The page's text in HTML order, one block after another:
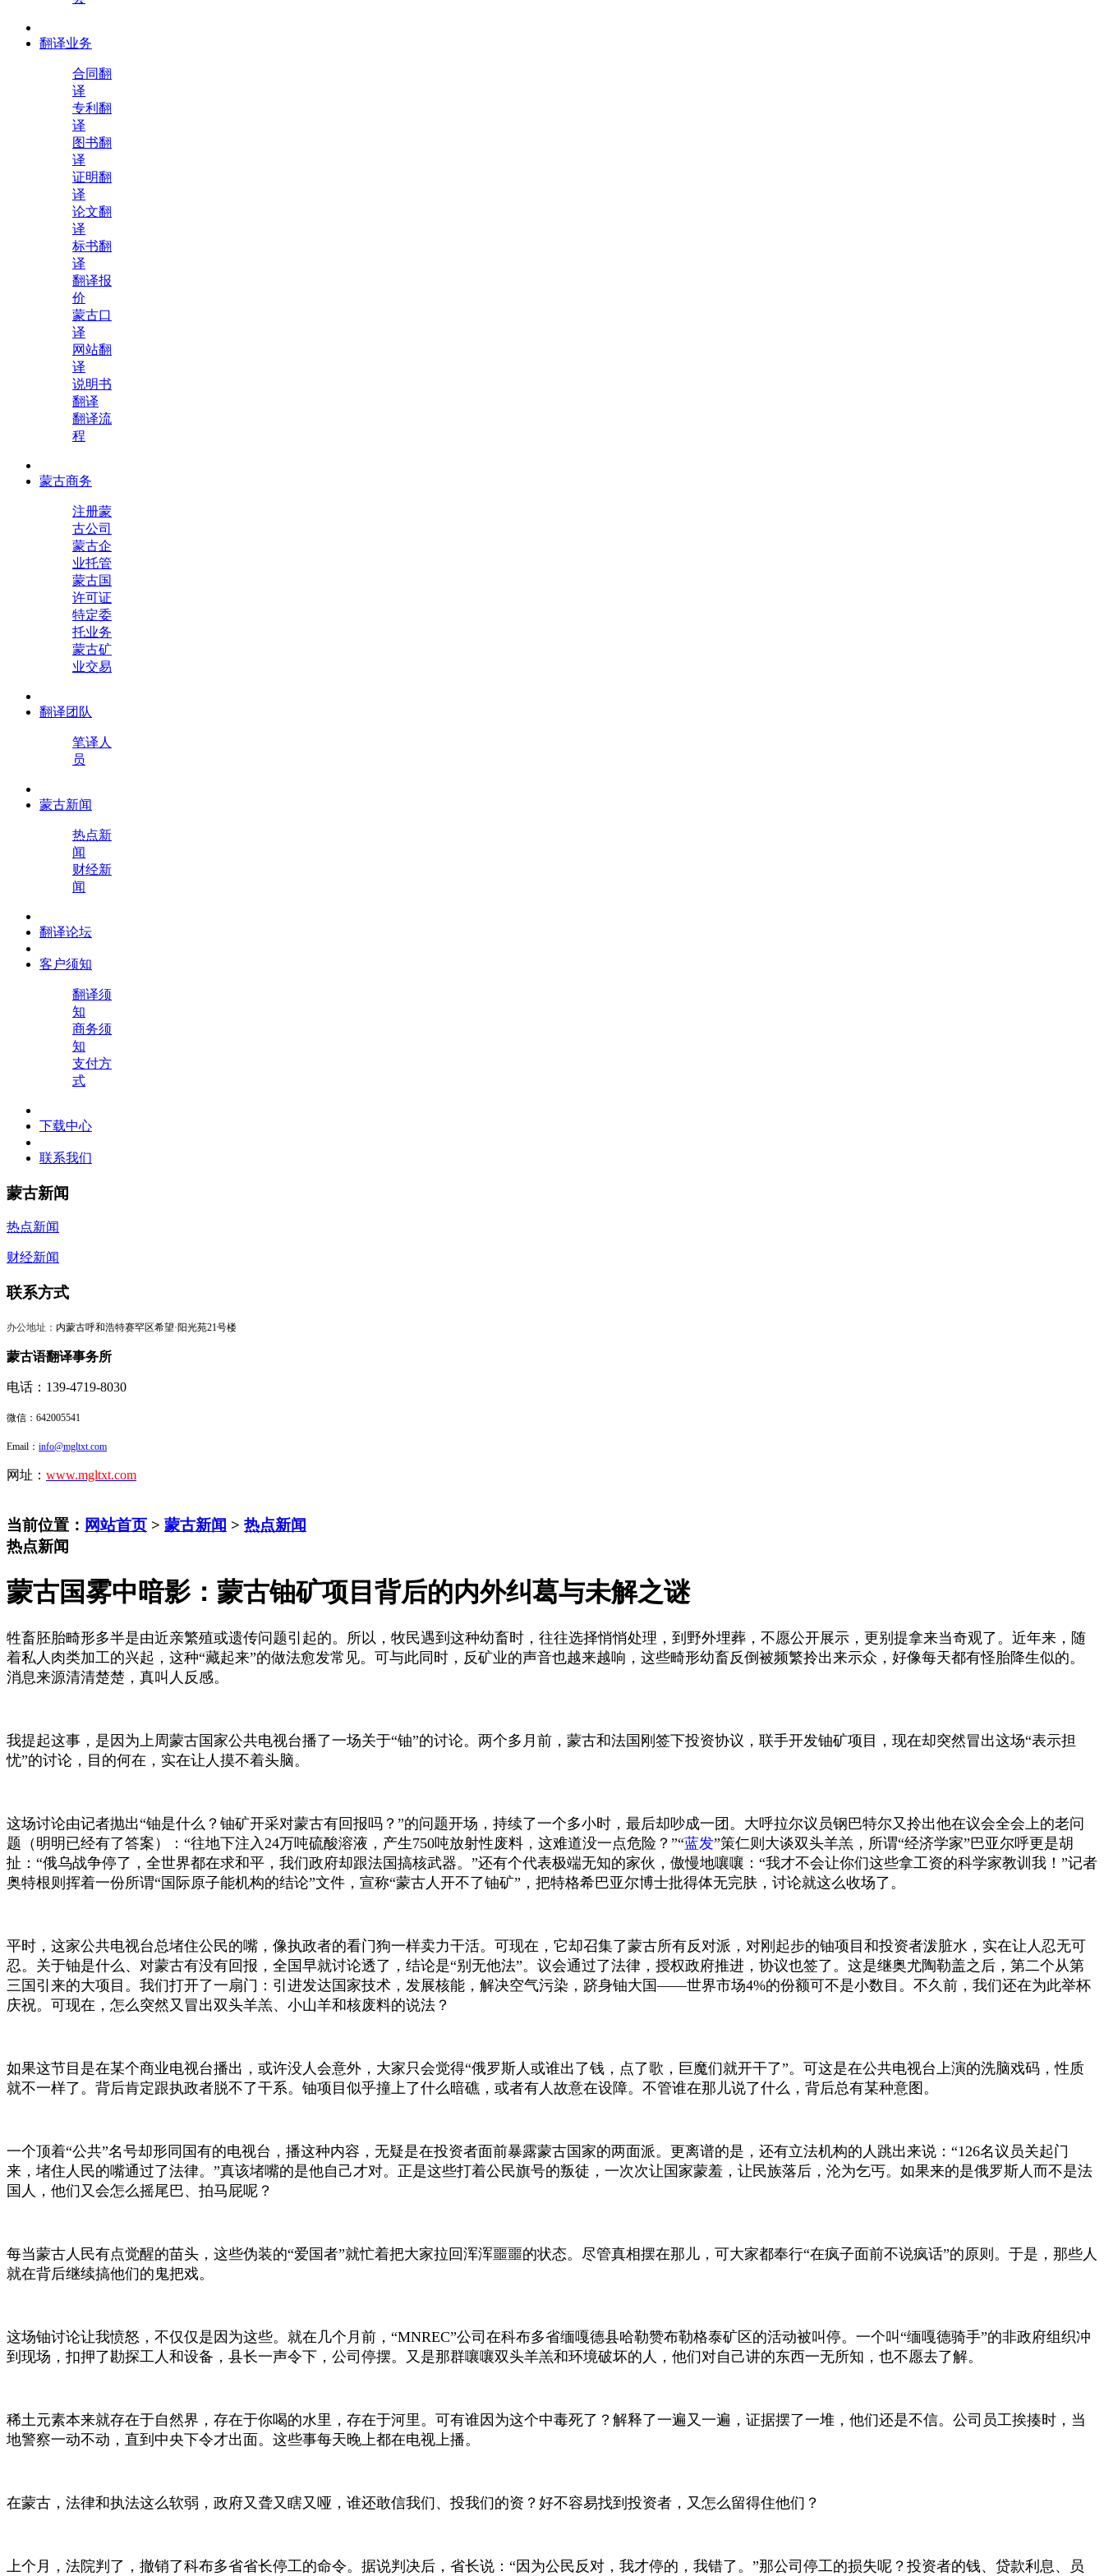
翻译业务
合同翻
译
专利翻
译
图书翻
译
证明翻
译
论文翻
译
标书翻
译
翻译报
价
蒙古口
译
网站翻
译
说明书
翻译
翻译流
程
蒙古商务
注册蒙
古公司
蒙古企
业托管
蒙古国
许可证
特定委
托业务
蒙古矿
业交易
翻译团队
笔译人
员
蒙古新闻
热点新
闻
财经新
闻
翻译论坛
客户须知
翻译须
知
商务须
知
支付方
式
下载中心
联系我们
蒙古新闻
热点新闻
财经新闻
联系方式
办公地址： 内蒙古呼和浩特赛罕区希望·阳光苑21号楼
蒙古语翻译事务所
电话：139-4719-8030
微信： 642005541
Email： info@mgltxt.com
网址： www.mgltxt.com
当前位置： 网站首页 > 蒙古新闻 > 热点新闻
热点新闻
蒙古国雾中暗影：蒙古铀矿项目背后的内外纠葛与未解之谜
牲畜胚胎畸形多半是由近亲繁殖或遗传问题引起的。所以，牧民遇到这种幼畜时，往往选择悄悄处理，到野外埋葬， 不愿公开展示，更别提拿来当奇观了。近年来，随
着私人肉类加工的兴起，这种“藏起来”的做法愈发常见。可与此同时，反矿业的声音也越来越响，这些畸形幼畜反倒被频繁拎出来示众，好像每天都有怪胎降生似的。
消息来源清清楚楚，真叫人反感。
我提起这事，是因为上周蒙古国家公共电视台播了一场关于“铀”的讨论。两个多月前，蒙古和法国刚签下投资协议，联手开发铀矿项目，现在却突然冒出这场“表示担
忧”的讨论，目的何在，实在让人摸不着头脑。
这场讨论由记者抛出“铀是什么？铀矿开采对蒙古有回报吗？”的问题开场，持续了一个多小时，最后却吵成一团。大呼拉尔议员钢巴特尔又拎出他在议会全会上的老问
题（明明已经有了答案）：“往地下注入24万吨硫酸溶液，产生750吨放射性废料，这难道没一点危险？”“蓝发”策仁则大谈双头羊羔，所谓“经济学家”巴亚尔呼更是胡
扯：“俄乌战争停了，全世界都在求和平，我们政府却跟法国搞核武器。”还有个代表极端无知的家伙，傲慢地嚷嚷：“我才不会让你们这些拿工资的科学家教训我！”记者
奥特根则挥着一份所谓“国际原子能机构的结论”文件，宣称“蒙古人开不了铀矿”，把特格希巴亚尔博士批得体无完肤，讨论就这么收场了。
平时，这家公共电视台总堵住公民的嘴，像执政者的看门狗一样卖力干活。可现在，它却召集了蒙古所有反对派，对刚起步的铀项目和投资者泼脏水，实在让人忍无可
忍。关于铀是什么、对蒙古有没有回报，全国早就讨论透了，结论是“别无他法”。议会通过了法律，授权政府推进，协议也签了。这是继奥尤陶勒盖之后，第二个从第
三国引来的大项目。我们打开了一扇门：引进发达国家技术，发展核能，解决空气污染，跻身铀大国——世界市场4%的份额可不是小数目。不久前，我们还在为此举杯
庆祝。可现在，怎么突然又冒出双头羊羔、小山羊和核废料的说法？
如果这节目是在某个商业电视台播出，或许没人会意外，大家只会觉得“俄罗斯人或谁出了钱，点了歌，巨魔们就开干了”。可这是在公共电视台上演的洗脑戏码，性质
就不一样了。背后肯定跟执政者脱不了干系。铀项目似乎撞上了什么暗礁，或者有人故意在设障。不管谁在那儿说了什么，背后总有某种意图。
一个顶着“公共”名号却形同国有的电视台，播这种内容，无疑是在投资者面前暴露蒙古国家的两面派。更离谱的是，还有立法机构的人跳出来说：“126名议员关起门
来，堵住人民的嘴通过了法律。”真该堵嘴的是他自己才对。正是这些打着公民旗号的叛徒，一次次让国家蒙羞，让民族落后，沦为乞丐。如果来的是俄罗斯人而不是法
国人，他们又会怎么摇尾巴、拍马屁呢？
每当蒙古人民有点觉醒的苗头，这些伪装的“爱国者”就忙着把大家拉回浑浑噩噩的状态。尽管真相摆在那儿，可大家都奉行“在疯子面前不说疯话”的原则。于是，那些人
就在背后继续搞他们的鬼把戏。
这场铀讨论让我愤怒，不仅仅是因为这些。就在几个月前， “MNREC”公司在科布多省缅嘎德县哈勒赞布勒格泰矿区的活动被叫停。一个叫“缅嘎德骑手”的非政府组织冲
到现场，扣押了勘探工人和设备，县长一声令下，公司停摆。又是那群嚷嚷双头羊羔和环境破坏的人，他们对自己讲的东西一无所知，也不愿去了解。
稀土元素本来就存在于自然界，存在于你喝的水里，存在于河里。可有谁因为这个中毒死了？解释了一遍又一遍，证据摆了一堆，他们还是不信。公司员工挨揍时，当
地警察一动不动，直到中央下令才出面。这些事每天晚上都在电视上播。
在蒙古，法律和执法这么软弱，政府又聋又瞎又哑，谁还敢信我们、投我们的资？好不容易找到投资者，又怎么留得住他们？
上个月，法院判了，撤销了科布多省省长停工的命令。据说判决后，省长说： “因为公民反对，我才停的，我错了。”那公司停工的损失呢？投资者的钱、贷款利息、员